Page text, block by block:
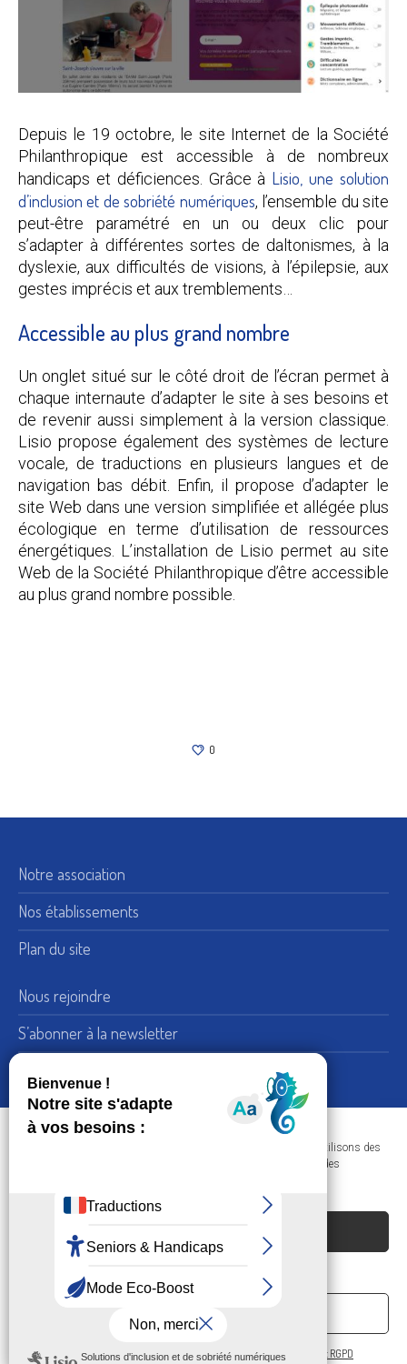
Dans le respect de votre confidentialité et de vos données, nous utilisons des
cookies afin d'améliorer votre navigation sur nos sites et réaliser des
PRÉFÉRENCES
Politique de confidentialité et RGPDPolitique de confidentialité et RGPD
Depuis le 19 octobre, le site Internet de la Société
Philanthropique est accessible à de nombreux
handicaps et déficiences. Grâce à Lisio, une solution
d’inclusion et de sobriété numériques, l’ensemble du site
peut-être paramétré en un ou deux clic pour
s’adapter à différentes sortes de daltonismes, à la
dyslexie, aux difficultés de visions, à l’épilepsie, aux
gestes imprécis et aux tremblements…
Accessible au plus grand nombre
Un onglet situé sur le côté droit de l’écran permet à
chaque internaute d’adapter le site à ses besoins et
de revenir aussi simplement à la version classique.
Lisio propose également des systèmes de lecture
vocale, de traductions en plusieurs langues et de
navigation bas débit. Enfin, il propose d’adapter le
site Web dans une version simplifiée et allégée plus
écologique en terme d’utilisation de ressources
énergétiques. L’installation de Lisio permet au site
Web de la Société Philanthropique d’être accessible
au plus grand nombre possible.
0
Notre association
Nos établissements
Plan du site
Nous rejoindre
S’abonner à la newsletter
Adresse : 15, rue de Bellechasse 75007 Paris
Nous contacter
Société Philanthropique © 2023 - Tous droits
Politique de confidentialité et RGPD